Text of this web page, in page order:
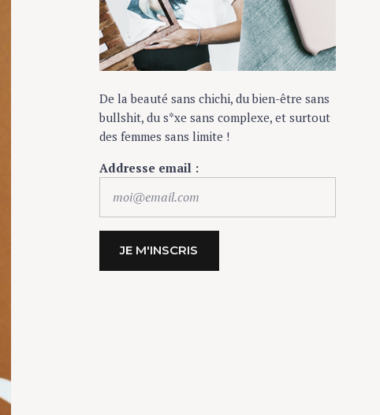
De la beauté sans chichi, du bien-être sans
bullshit, du s*xe sans complexe, et surtout
des femmes sans limite !
Addresse email :